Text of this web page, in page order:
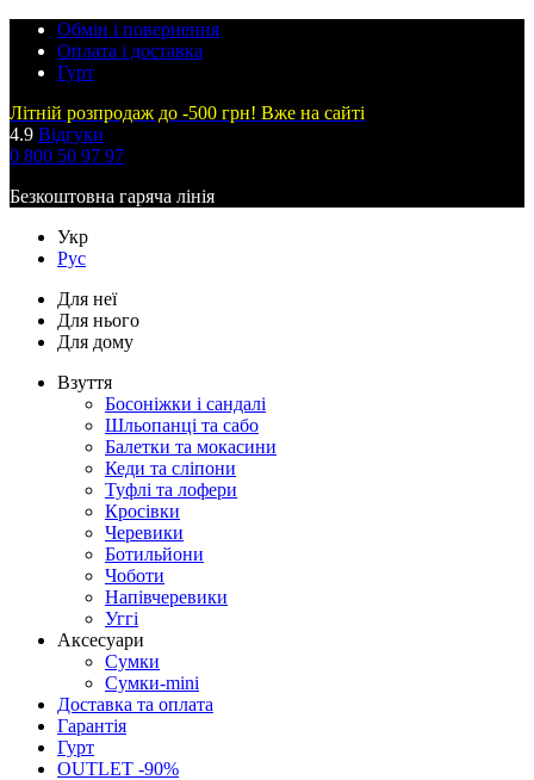
Обмін і повернення
Оплата і доставка
Гурт
Літній розпродаж до -500 грн! Вже на сайті
4.9 Відгуки
0 800 50 97 97
Безкоштовна гаряча лінія
Укр
Рус
Для неї
Для нього
Для дому
Взуття
Босоніжки і сандалі
Шльопанці та сабо
Балетки та мокасини
Кеди та сліпони
Туфлі та лофери
Кросівки
Черевики
Ботильйони
Чоботи
Напівчеревики
Уггі
Аксесуари
Сумки
Сумки-mini
Доставка та оплата
Гарантія
Гурт
OUTLET -90%